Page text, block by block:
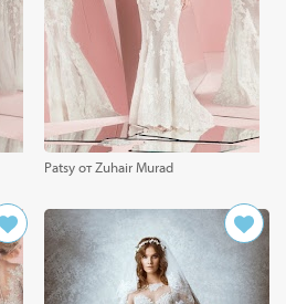
Patsy от Zuhair Murad